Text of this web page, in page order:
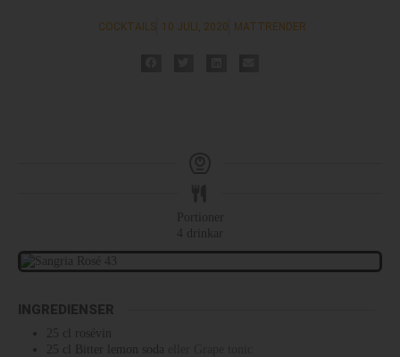
COCKTAILS 10 JULI, 2020 MATTRENDER
Portioner
4 drinkar
INGREDIENSER
25
rosévin
25
Bitter lemon soda